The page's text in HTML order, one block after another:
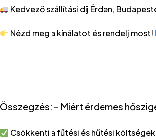
Kedvező szállítási díj Érden,
Nézd meg a kínálatot és rendelj most!
Összegzés: – Miért érdemes
Csökkenti a fűtési és hűtési